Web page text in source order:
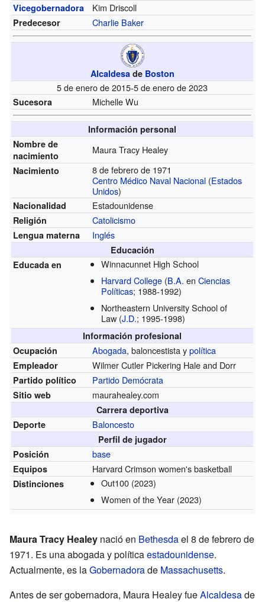
Vicegobernadora Kim Driscoll
Predecesor Charlie Baker
Alcaldesa de Boston
5 de enero de 2015-5 de enero de 2023
Sucesora Michelle Wu
Información personal
Nombre de
nacimiento
Maura Tracy Healey
Nacimiento
8 de febrero de 1971
Centro Médico Naval Nacional (Estados
Unidos)
Nacionalidad Estadounidense
Religión Catolicismo
Lengua materna Inglés
Educación
Educada en
Winnacunnet High School
Harvard College (B.A. en Ciencias
Políticas; 1988-1992)
Northeastern University School of
Law (J.D.; 1995-1998)
Información profesional
Ocupación
Abogada, baloncestista ypolítica
Empleador Wilmer Cutler Pickering Hale and Dorr
Partido político Partido Demócrata
Sitio web maurahealey.com
Carrera deportiva
Deporte
Baloncesto
Perfil de jugador
Posición
base
Equipos Harvard Crimson women's basketball
Distinciones Out100 (2023)
Women of the Year (2023)
Maura Tracy Healey nació en Bethesdael 8 de febrero de
1971. Es una abogada y políticaestadounidense.
Actualmente, es laGobernadorade Massachusetts.
Antes de ser gobernadora, Maura Healey fueAlcaldesade